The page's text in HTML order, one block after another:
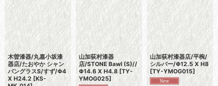
木曽漆器/丸嘉小坂漆
器店/たおやか シャン
パングラスS/すず/Φ4
X H24.2 [KS-
山加荻村漆器
店/STONE Bawl (S)//
Φ14.6 X H4.8 [TY-
YMOG025]
山加荻村漆器店/平椀/
シルバー/Φ12.5 X H8
[TY-YMOG015]